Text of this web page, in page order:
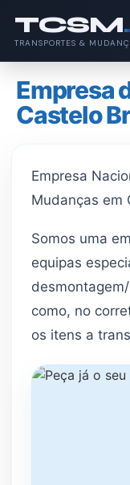
para
conteúdo
TCSM.
TRANSPORTES &
Empresa
Castelo
Empresa
Mudanças em
Somos uma
equipas
como, no
os itens a